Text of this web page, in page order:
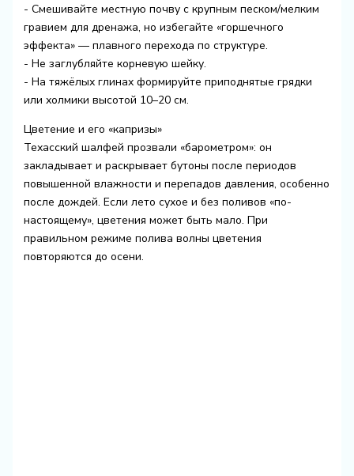
- Смешивайте местную почву с крупным песком/мелким
гравием для дренажа, но избегайте «горшечного
эффекта» — плавного перехода по структуре.
- Не заглубляйте корневую шейку.
- На тяжёлых глинах формируйте приподнятые грядки
или холмики высотой 10–20 см.
Цветение и его «капризы»
Техасский шалфей прозвали «барометром»: он
закладывает и раскрывает бутоны после периодов
повышенной влажности и перепадов давления, особенно
после дождей. Если лето сухое и без поливов «по-
настоящему», цветения может быть мало. При
правильном режиме полива волны цветения
повторяются до осени.